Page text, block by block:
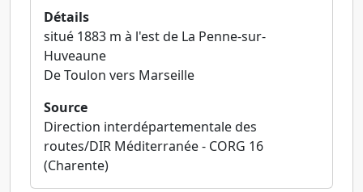
Détails
situé 1883 m à l'est de La Penne-sur-
Huveaune
De Toulon vers Marseille
Source
Direction interdépartementale des
routes/DIR Méditerranée - CORG 16
(Charente)